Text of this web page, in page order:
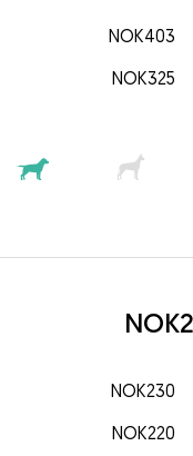
NOK403
NOK325
NOK230
NOK220